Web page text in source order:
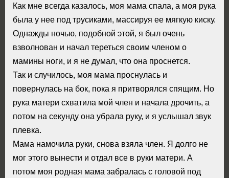
Как мне всегда казалось, моя мама спала, а моя рука
была у нее под трусиками, массируя ее мягкую киску.
Однажды ночью, подобной этой, я был очень
взволнован и начал тереться своим членом о
мамины ноги, и я не думал, что она проснется.
Так и случилось, моя мама проснулась и
повернулась на бок, пока я притворялся спящим. Но
рука матери схватила мой член и начала дрочить, а
потом на секунду она убрала руку, и я услышал звук
плевка.
Мама намочила руки, снова взяла член. Я долго не
мог этого вынести и отдал все в руки матери. А
потом моя родная мама забралась с головой под